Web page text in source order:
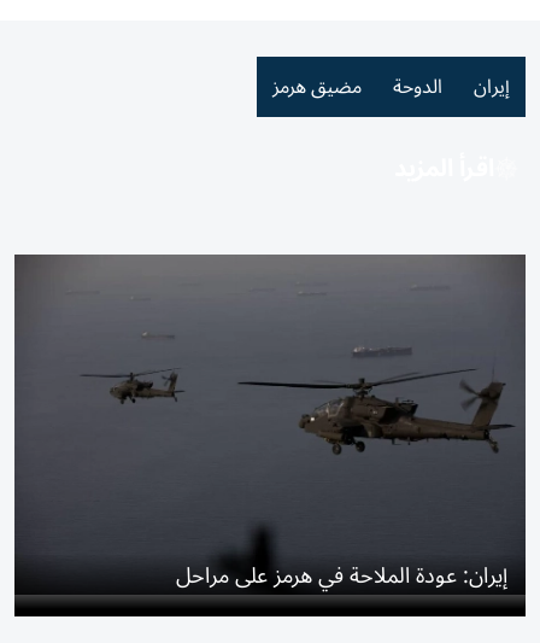
إيران الدوحة مضيق هرمز
إيران: عودة الملاحة في هرمز على مراحل